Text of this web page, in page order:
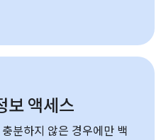
보 액세스
분하지 않은 경우에만 백